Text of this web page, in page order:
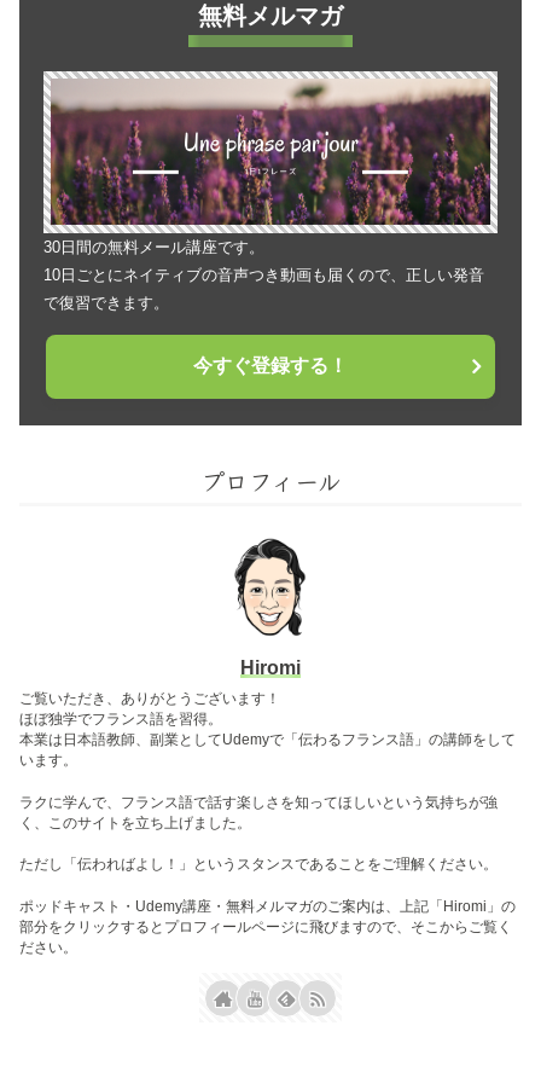
無料メルマガ
30日間の無料メール講座です。
10日ごとにネイティブの音声つき動画も届くので、正しい発音
で復習できます。
今すぐ登録する！
プロフィール
Hiromi
ご覧いただき、ありがとうございます！
ほぼ独学でフランス語を習得。
本業は日本語教師、副業としてUdemyで「伝わるフランス語」の講師をして
います。
ラクに学んで、フランス語で話す楽しさを知ってほしいという気持ちが強
く、このサイトを立ち上げました。
ただし「伝わればよし！」というスタンスであることをご理解ください。
ポッドキャスト・Udemy講座・無料メルマガのご案内は、上記「Hiromi」の
部分をクリックするとプロフィールページに飛びますので、そこからご覧く
ださい。